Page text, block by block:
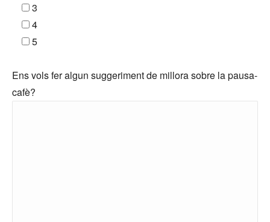
3
4
5
Ens vols fer algun suggeriment de millora sobre la pausa-
cafè?